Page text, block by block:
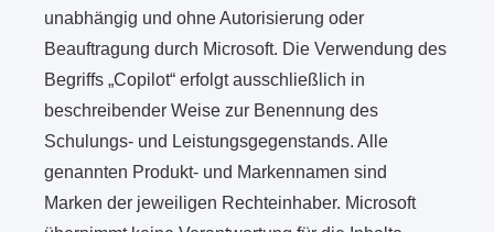
unabhängig und ohne Autorisierung oder
Beauftragung durch Microsoft. Die Verwendung des
Begriffs „Copilot“ erfolgt ausschließlich in
beschreibender Weise zur Benennung des
Schulungs- und Leistungsgegenstands. Alle
genannten Produkt- und Markennamen sind
Marken der jeweiligen Rechteinhaber. Microsoft